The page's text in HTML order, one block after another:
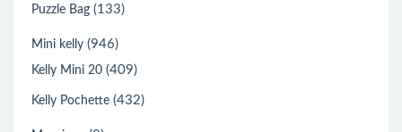
Puzzle Bag (133)
Mini kelly (946)
Kelly Mini 20 (409)
Kelly Pochette (432)